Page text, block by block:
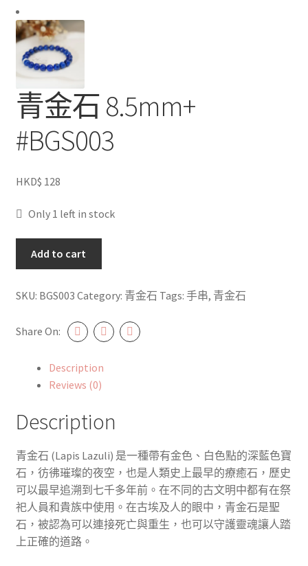
青金石 8.5mm+
#BGS003
HKD$ 128
Only 1 left in stock
8.5mm+
quantity
Add to cart
SKU: BGS003 Category: 青金石 Tags: 手串, 青金石
Share On:
Description
Reviews (0)
Description
青金石 (Lapis Lazuli) 是一種帶有金色、白色點的深藍色寶
石，彷彿璀璨的夜空，也是人類史上最早的療癒石，歷史
可以最早追溯到七千多年前。在不同的古文明中都有在祭
祀人員和貴族中使用。在古埃及人的眼中，青金石是聖
石，被認為可以連接死亡與重生，也可以守護靈魂讓人踏
上正確的道路。